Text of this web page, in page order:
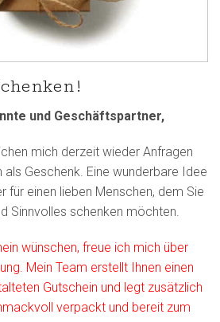
und Geschäftspartner,
mich derzeit wieder Anfragen
als Geschenk. Eine wunderbare Idee
für einen lieben Menschen, dem Sie
Sinnvolles schenken möchten.
wünschen, freue ich mich über
Mein Team erstellt Ihnen einen
Gutschein und legt zusätzlich
verpackt und bereit zum